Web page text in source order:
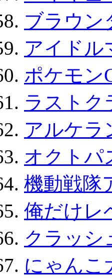
ブラウン
アイドル
ポケモン
ラストク
アルケラ
オクトパ
機動戦隊
俺だけレ
クラッシ
にゃんこ